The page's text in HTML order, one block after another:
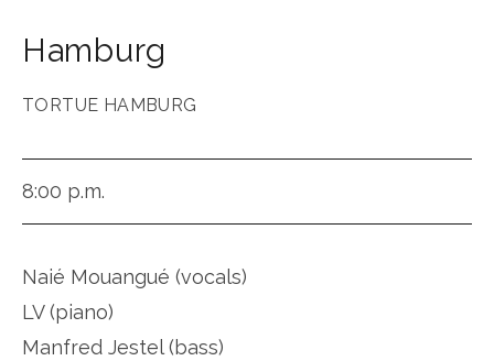
Hamburg
TORTUE HAMBURG
8:00 p.m.
Naié Mouangué (vocals)
LV (piano)
Manfred Jestel (bass)